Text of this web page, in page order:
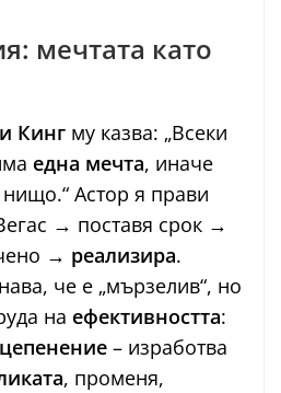
мечтата като
Кинг му казва: „Всеки
една мечта, иначе
Астор я прави
→ поставя срок →
→ реализира.
че е „мързелив“, но
на ефективността:
– изработва
, променя,